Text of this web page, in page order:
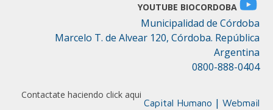
Contactate haciendo click aqui
YOUTUBE BIOCORDOBA
Municipalidad de Córdoba
Marcelo T. de Alvear 120, Córdoba. República
Argentina
0800-888-0404
Capital Humano | Webmail